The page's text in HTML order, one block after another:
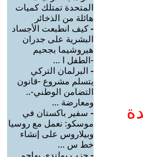
المتحدة تمتلك كميات
هائلة من الذخائر
-كيف انطبعت الأجساد
البشرية على جدران
هيروشيما بجحيم
-الطفل ا ...
- البرلمان التركي
يتسلم مشروع -قانون
التضامن الوطني-..
ومعارضة ...
- سفير باكستان في
موسكو: نعمل مع روسيا
وبيلاروس على إنشاء
خط س ...
- حزب بولندي يهاجم